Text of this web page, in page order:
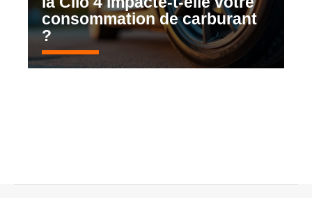
consommation de carburant
?